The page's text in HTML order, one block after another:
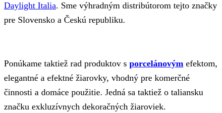
Daylight Italia. Sme výhradným distribútorom tejto značky
pre Slovensko a Českú republiku.
Ponúkame taktiež rad produktov s porcelánovým efektom,
elegantné a efektné žiarovky, vhodný pre komerčné
činnosti a domáce použitie. Jedná sa taktiež o taliansku
značku exkluzívnych dekoračných žiaroviek.